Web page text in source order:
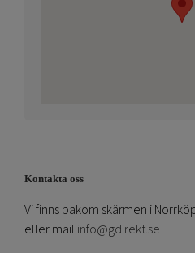
Kontakta oss
Vi finns bakom skärmen i
eller mail info@gdirekt.se